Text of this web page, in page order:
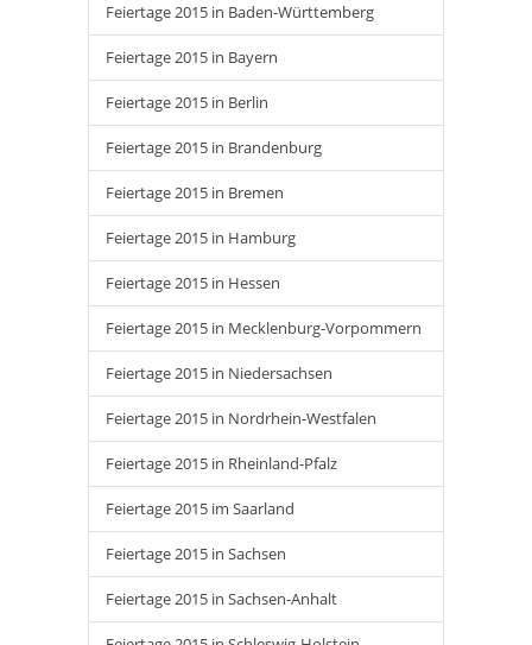
Feiertage 2015 in Baden-Württemberg
Feiertage 2015 in Bayern
Feiertage 2015 in Berlin
Feiertage 2015 in Brandenburg
Feiertage 2015 in Bremen
Feiertage 2015 in Hamburg
Feiertage 2015 in Hessen
Feiertage 2015 in Mecklenburg-Vorpommern
Feiertage 2015 in Niedersachsen
Feiertage 2015 in Nordrhein-Westfalen
Feiertage 2015 in Rheinland-Pfalz
Feiertage 2015 im Saarland
Feiertage 2015 in Sachsen
Feiertage 2015 in Sachsen-Anhalt